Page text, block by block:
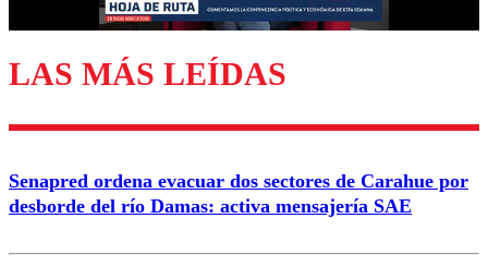
Enviar comentario
LAS MÁS LEÍDAS
Senapred ordena evacuar dos sectores de Carahue por
desborde del río Damas: activa mensajería SAE